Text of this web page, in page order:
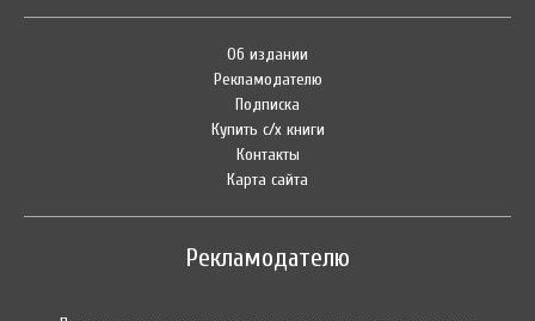
Об издании
Рекламодателю
Подписка
Купить с/х книги
Контакты
Карта сайта
Рекламодателю